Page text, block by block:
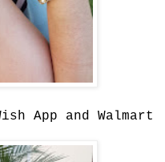
App and Walmart